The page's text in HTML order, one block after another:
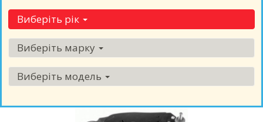
Виберіть рік
Виберіть марку
Виберіть модель